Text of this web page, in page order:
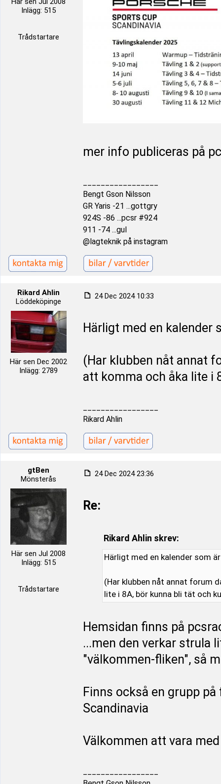
Inlägg: 515
Trådstartare
mer info publiceras på
Bengt Gson Nilsson
GR Yaris -21 ...gottgry
924S -86 ...pcsr #924
911 -74 ...gul
@lagteknik på instagram
Rikard Ahlin
Löddeköpinge
Här sen Dec 2002
Inlägg: 2789
24 Dec 2024 10:33
Härligt med en kalender
(Har klubben nåt annat
att komma och åka lite i
Rikard Ahlin
gtBen
Mönsterås
Här sen Jul 2008
Inlägg: 515
Trådstartare
24 Dec 2024 23:36
Re:
Rikard Ahlin skrev:
Härligt med en kalender som är
(Har klubben nåt annat forum
lite i 8A, bör kunna bli tät och
Hemsidan finns på
...men den verkar strula
"välkommen-fliken", så
Finns också en grupp
Scandinavia
Välkommen att vara